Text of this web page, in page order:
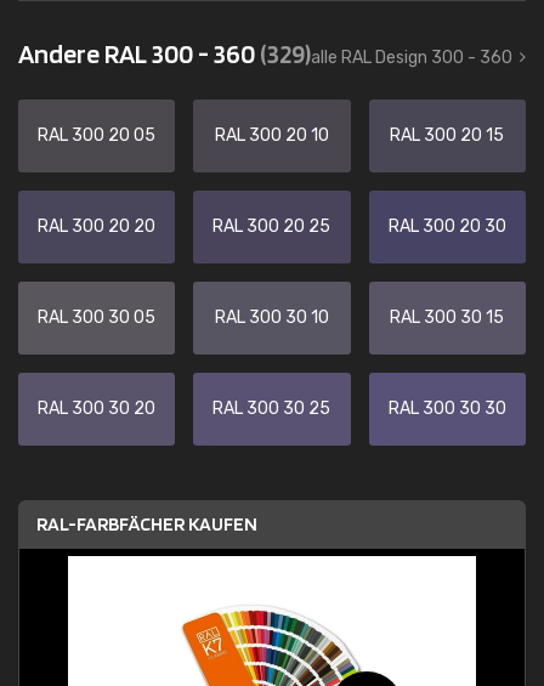
Andere RAL 300 - 360(329)alle RAL Design 300 - 360
RAL 300 20 05 RAL 300 20 10 RAL 300 20 15
RAL 300 20 20 RAL 300 20 25 RAL 300 20 30
RAL 300 30 05 RAL 300 30 10 RAL 300 30 15
RAL 300 30 20 RAL 300 30 25 RAL 300 30 30
RAL-FARBFÄCHER KAUFEN